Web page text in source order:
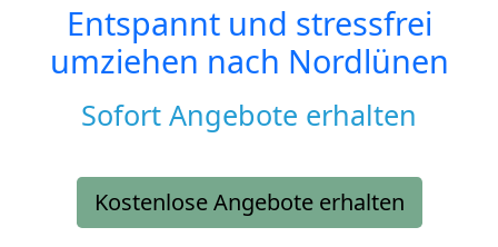
Entspannt und stressfrei
umziehen nach Nordlünen
Sofort Angebote erhalten
Kostenlose Angebote erhalten